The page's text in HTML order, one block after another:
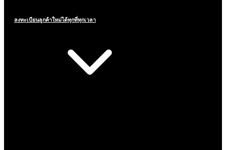
ลงทะเบียนลูกค้าใหม่ได้ทุกที่ทุกเวลา